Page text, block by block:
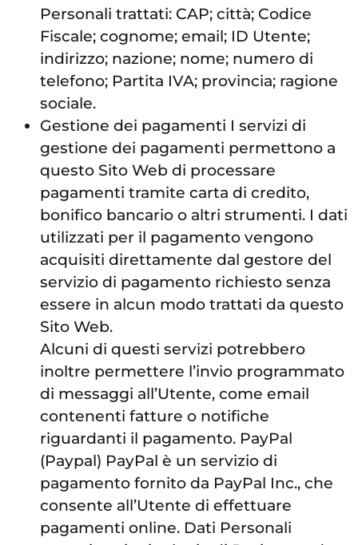
Personali trattati: CAP; città; Codice
Fiscale; cognome; email; ID Utente;
indirizzo; nazione; nome; numero di
telefono; Partita IVA; provincia; ragione
sociale.
Gestione dei pagamenti I servizi di
gestione dei pagamenti permettono a
questo Sito Web di processare
pagamenti tramite carta di credito,
bonifico bancario o altri strumenti. I dati
utilizzati per il pagamento vengono
acquisiti direttamente dal gestore del
servizio di pagamento richiesto senza
essere in alcun modo trattati da questo
Sito Web.
Alcuni di questi servizi potrebbero
inoltre permettere l’invio programmato
di messaggi all’Utente, come email
contenenti fatture o notifiche
riguardanti il pagamento. PayPal
(Paypal) PayPal è un servizio di
pagamento fornito da PayPal Inc., che
consente all’Utente di effettuare
pagamenti online. Dati Personali